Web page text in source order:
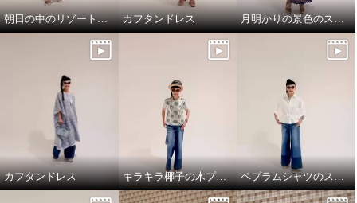
朝日の中のリゾート地の景色のスカートと、ドレスシャツ カフタンドレス 月明かりの景色のスカートで，リラックス!
カフタンドレス キラキラ椰子の木プルオーバーでワクワクスタイリング ペプラムシャツのスタイリング